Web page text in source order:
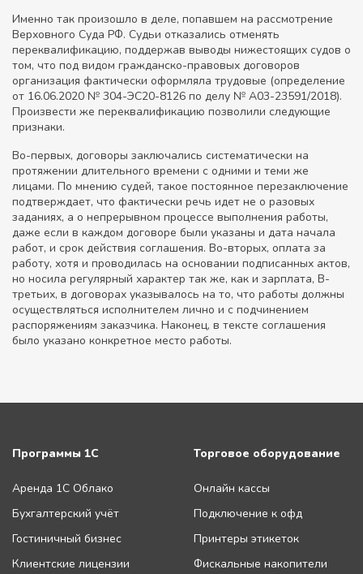
Именно так произошло в деле, попавшем на рассмотрение
Верховного Суда РФ. Судьи отказались отменять
переквалификацию, поддержав выводы нижестоящих судов о
том, что под видом гражданско-правовых договоров
организация фактически оформляла трудовые (определение
от 16.06.2020 № 304-ЭС20-8126 по делу № А03-23591/2018).
Произвести же переквалификацию позволили следующие
признаки.
Во-первых, договоры заключались систематически на
протяжении длительного времени с одними и теми же
лицами. По мнению судей, такое постоянное перезаключение
подтверждает, что фактически речь идет не о разовых
заданиях, а о непрерывном процессе выполнения работы,
даже если в каждом договоре были указаны и дата начала
работ, и срок действия соглашения. Во-вторых, оплата за
работу, хотя и проводилась на основании подписанных актов,
но носила регулярный характер так же, как и зарплата, В-
третьих, в договорах указывалось на то, что работы должны
осуществляться исполнителем лично и с подчинением
распоряжениям заказчика. Наконец, в тексте соглашения
было указано конкретное место работы.
Программы 1С
Аренда 1С Облако
Бухгалтерский учёт
Гостиничный бизнес
Клиентские лицензии
Торговое оборудование
Онлайн кассы
Подключение к офд
Принтеры этикеток
Фискальные накопители